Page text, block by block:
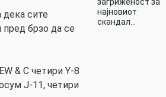
дека сите
пред брзо да се
& C четири Y-8
J-11, четири
најновиот
скандал…